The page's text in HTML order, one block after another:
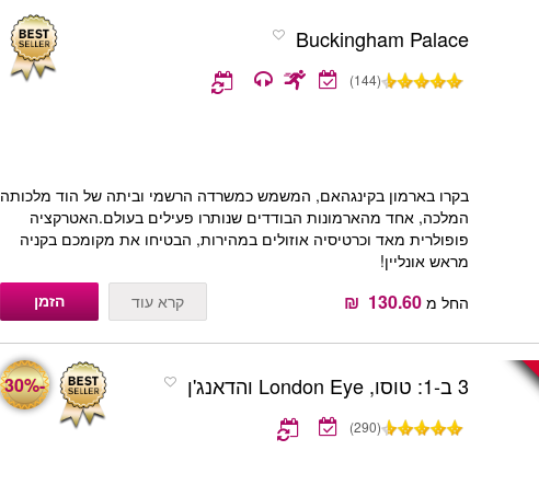
Buckingham Palace
(144)
בקרו בארמון בקינגהאם, המשמש כמשרדה הרשמי וביתה של הוד מלכותה
המלכה, אחד מהארמונות הבודדים שנותרו פעילים בעולם.האטרקציה
פופולרית מאד וכרטיסיה אוזולים במהירות, הבטיחו את מקומכם בקניה
מראש אונליין!
החל מ ‏130.60 ‏ ₪ קרא עוד הזמן
3 ב-1: טוסו, London Eye והדאנג'ן
(290)
-30%